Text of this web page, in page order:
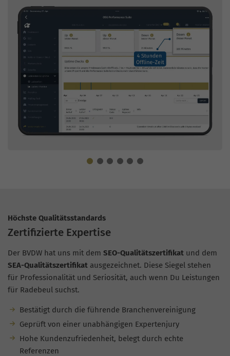
Höchste Qualitätsstandards
Zertifizierte Expertise
Der BVDW hat uns mit dem SEO-Qualitätszertifikat und dem
SEA-Qualitätszertifikat ausgezeichnet. Diese Siegel stehen
für Professionalität und Seriosität, auch wenn Du Leistungen
für Radebeul suchst.
Bestätigt durch die führende Branchenvereinigung
Geprüft von einer unabhängigen Expertenjury
Hohe Kundenzufriedenheit, belegt durch echte
Referenzen